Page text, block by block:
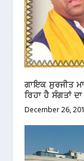
ਗਾਇਕ ਸੁਰਜੀਤ
ਰਿਹਾ ਹੈ ਸੰਗਤਾਂ
December 26,